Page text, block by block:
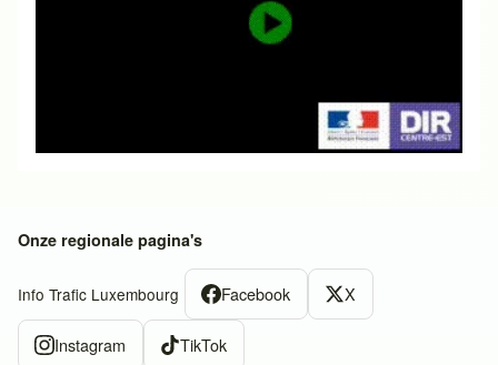
Onze regionale pagina's
Info Trafic Luxembourg Facebook X
Instagram TikTok